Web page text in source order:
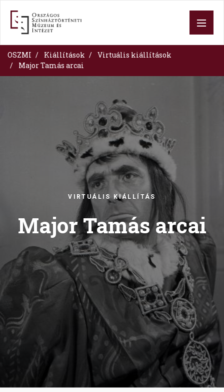
content
OSZMI Kiállítások
Virtuális kiállítások
Major Tamás arcai
VIRTUÁLIS KIÁLLÍTÁS
Major Tamás arcai